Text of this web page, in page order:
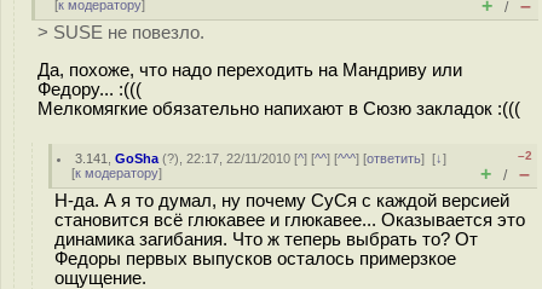
[к модератору] + / –
> SUSE не повезло.
Да, похоже, что надо переходить на Мандриву или
Федору... :(((
Мелкомягкие обязательно напихают в Сюзю закладок :(((
3.141 ,GoSha (?), 22:17, 22/11/2010 [^] [^^] [^^^] [ответить][↓]
[к модератору]
–2
+ / –
Н-да. А я то думал, ну почему СуСя с каждой версией
становится всё глюкавее и глюкавее... Оказывается это
динамика загибания. Что ж теперь выбрать то? От
Федоры первых выпусков осталось примерзкое
ощущение.